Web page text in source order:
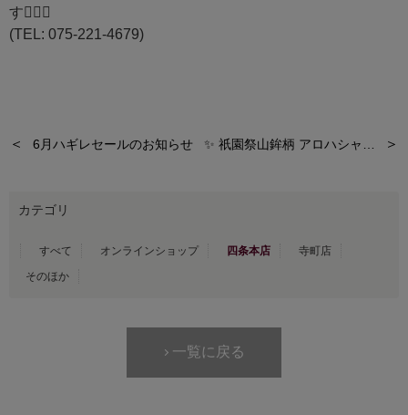
す🙇🏻‍♀️
(TEL: 075-221-4679)
＜ 6月ハギレセールのお知らせ ＞
カテゴリ
すべて オンラインショップ 四条本店
寺町店
そのほか
一覧に戻る